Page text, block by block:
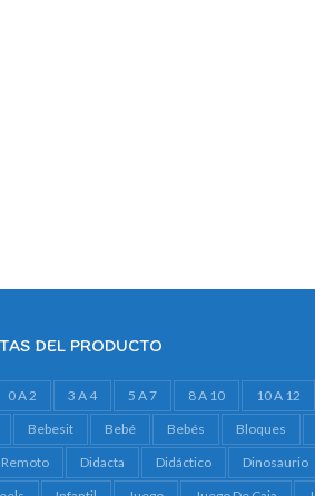
DEL PRODUCTO
0 A 2 3 A 4 5 A 7 8 A 10 10 A 12
Bebesit Bebé Bebés Bloques
Didacta Didáctico Dinosaurio